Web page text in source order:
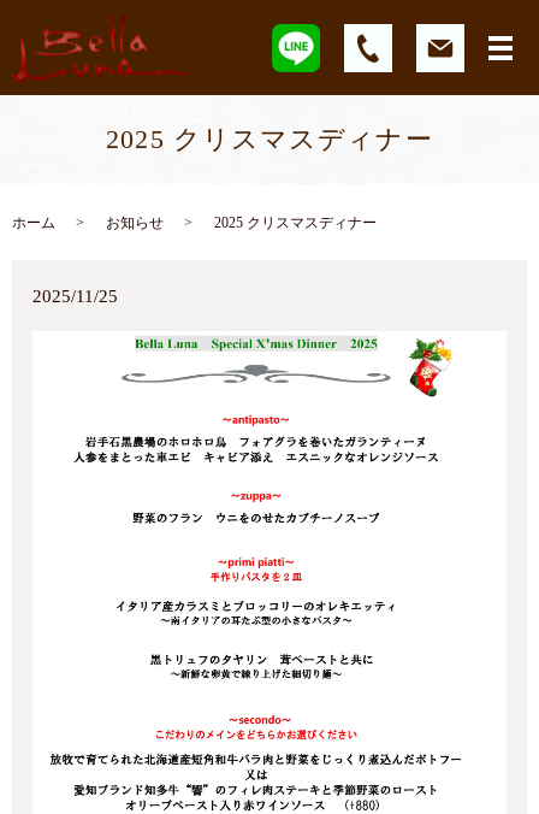
2025 クリスマスディナー
ホーム お知らせ 2025 クリスマスディナー
2025/11/25